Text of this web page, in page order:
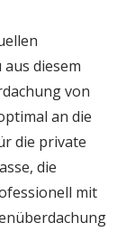
diesem
von
an die
die private
die
mit